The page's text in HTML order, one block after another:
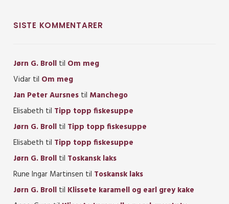
SISTE KOMMENTARER
Jørn G. Broll til Om meg
Vidar til Om meg
Jan Peter Aursnes til Manchego
Elisabeth til Tipp topp fiskesuppe
Jørn G. Broll til Tipp topp fiskesuppe
Elisabeth til Tipp topp fiskesuppe
Jørn G. Broll til Toskansk laks
Rune Ingar Martinsen til Toskansk laks
Jørn G. Broll til Klissete karamell og earl grey kake